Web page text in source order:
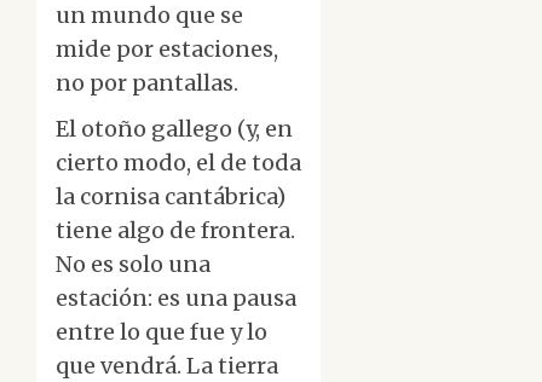
un mundo que se
mide por estaciones,
no por pantallas.
El otoño gallego (y, en
cierto modo, el de toda
la cornisa cantábrica)
tiene algo de frontera.
No es solo una
estación: es una pausa
entre lo que fue y lo
que vendrá. La tierra